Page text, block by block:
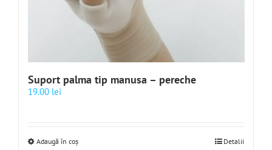
Suport palma tip manusa – pereche
19.00 lei
Adaugă în coș Detalii